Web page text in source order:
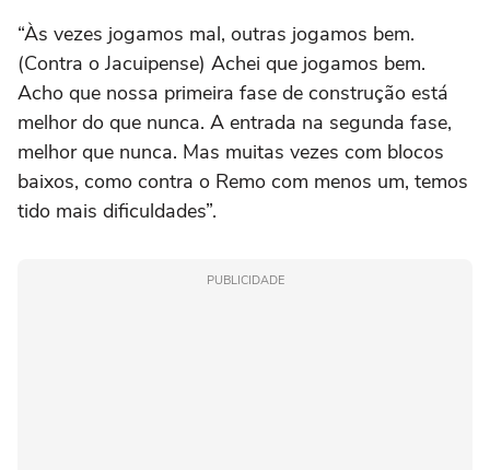
“Às vezes jogamos mal, outras jogamos bem.
(Contra o Jacuipense) Achei que jogamos bem.
Acho que nossa primeira fase de construção está
melhor do que nunca. A entrada na segunda fase,
melhor que nunca. Mas muitas vezes com blocos
baixos, como contra o Remo com menos um, temos
tido mais dificuldades”.
PUBLICIDADE